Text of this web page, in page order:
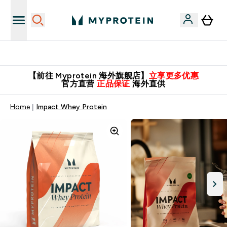
【前往 Myprotein 海外旗舰店】 立享更多优惠
官方直营 正品保证 海外直供
Home Impact Whey Protein